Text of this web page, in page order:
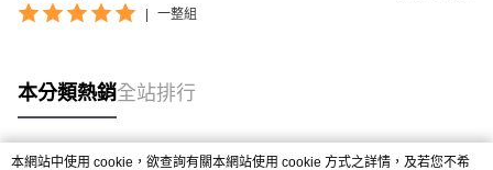
| 一整組
本分類熱銷全站排行
本網站中使用 cookie，欲查詢有關本網站使用 cookie 方式之詳情，及若您不希